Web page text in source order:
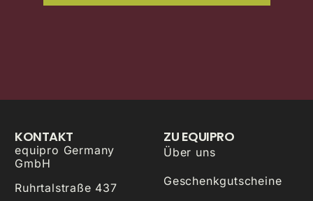
KONTAKT
equipro Germany
GmbH
Ruhrtalstraße 437
ZU EQUIPRO
Über uns
Geschenkgutscheine